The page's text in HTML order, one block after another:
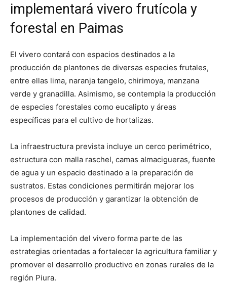
implementará vivero frutícola y
forestal en Paimas
El vivero contará con espacios destinados a la
producción de plantones de diversas especies frutales,
entre ellas lima, naranja tangelo, chirimoya, manzana
verde y granadilla. Asimismo, se contempla la producción
de especies forestales como eucalipto y áreas
específicas para el cultivo de hortalizas.
La infraestructura prevista incluye un cerco perimétrico,
estructura con malla raschel, camas almacigueras, fuente
de agua y un espacio destinado a la preparación de
sustratos. Estas condiciones permitirán mejorar los
procesos de producción y garantizar la obtención de
plantones de calidad.
La implementación del vivero forma parte de las
estrategias orientadas a fortalecer la agricultura familiar y
promover el desarrollo productivo en zonas rurales de la
región Piura.